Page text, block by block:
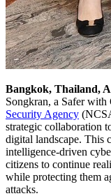
Bangkok, Thailand,
Songkran, a Safer
Security Agency
strategic collaboration
digital landscape. This
intelligence-driven
citizens to continue
while protecting them
attacks.